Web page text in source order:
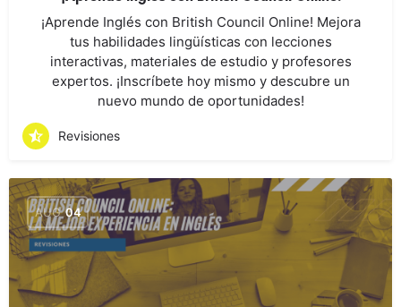
¡Aprende Inglés con British Council Online! Mejora
tus habilidades lingüísticas con lecciones
interactivas, materiales de estudio y profesores
expertos. ¡Inscríbete hoy mismo y descubre un
nuevo mundo de oportunidades!
Revisiones
AUG 04